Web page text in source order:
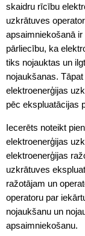
skaidru rīcību
uzkrātuves
apsaimniekošanā
pārliecību, ka
tiks nojauktas un
nojaukšanas.
elektroenerģijas
pēc ekspluatācijas
Iecerēts noteikt
elektroenerģijas
elektroenerģijas
uzkrātuves
ražotājam un
operatoru par
nojaukšanu un
apsaimniekošanu.